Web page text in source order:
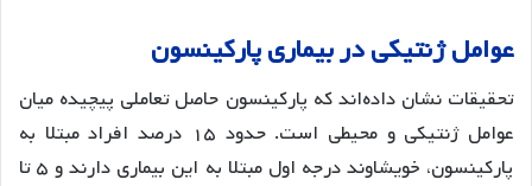
عوامل ژنتیکی در بیماری پارکینسون
تحقیقات نشان داده‌اند که پارکینسون حاصل تعاملی پیچیده میان
عوامل ژنتیکی و محیطی است. حدود ۱۵ درصد افراد مبتلا به
پارکینسون، خویشاوند درجه اول مبتلا به این بیماری دارند و ۵ تا